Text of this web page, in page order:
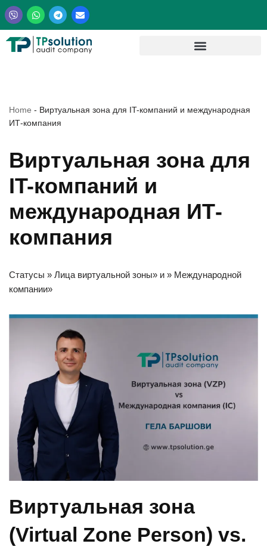
Перейти
Home - Виртуальная зона для IT-компаний и международная
ИТ-компания
Виртуальная зона для
IT-компаний и
международная ИТ-
компания
Статусы » Лица виртуальной зоны» и » Международной
компании»
Виртуальная зона
(Virtual Zone Person) vs.